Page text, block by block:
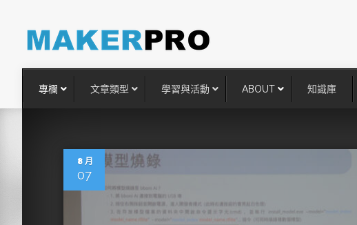
專欄 文章類型 學習與活動 ABOUT 知識庫
8 月
07